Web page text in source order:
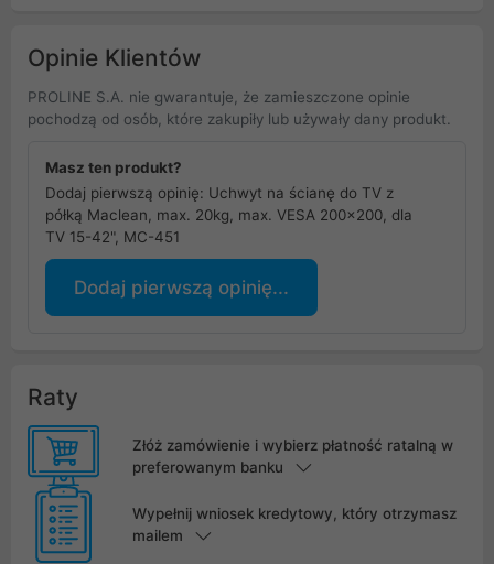
Opinie Klientów
PROLINE S.A. nie gwarantuje, że zamieszczone opinie
pochodzą od osób, które zakupiły lub używały dany produkt.
Masz ten produkt?
Dodaj pierwszą opinię: Uchwyt na ścianę do TV z
półką Maclean, max. 20kg, max. VESA 200x200, dla
TV 15-42", MC-451
Dodaj pierwszą opinię...
Raty
Złóż zamówienie i wybierz płatność ratalną w
preferowanym banku
Wypełnij wniosek kredytowy, który otrzymasz
mailem